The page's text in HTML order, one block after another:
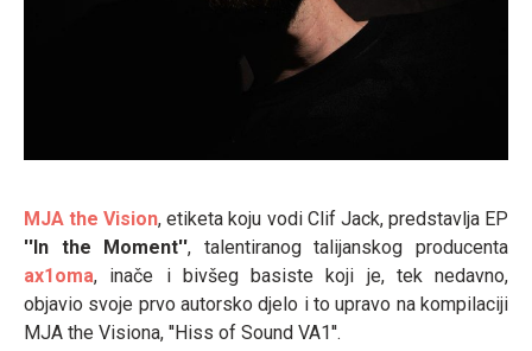
MJA the Vision, etiketa koju vodi Clif Jack, predstavlja EP
''In the Moment'', talentiranog talijanskog producenta
ax1oma, inače i bivšeg basiste koji je, tek nedavno,
objavio svoje prvo autorsko djelo i to upravo na kompilaciji
MJA the Visiona, ''Hiss of Sound VA1''.